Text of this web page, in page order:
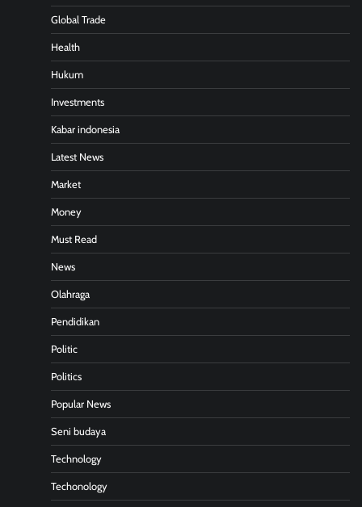
Global Trade
Health
Hukum
Investments
Kabar indonesia
Latest News
Market
Money
Must Read
News
Olahraga
Pendidikan
Politic
Politics
Popular News
Seni budaya
Technology
Techonology